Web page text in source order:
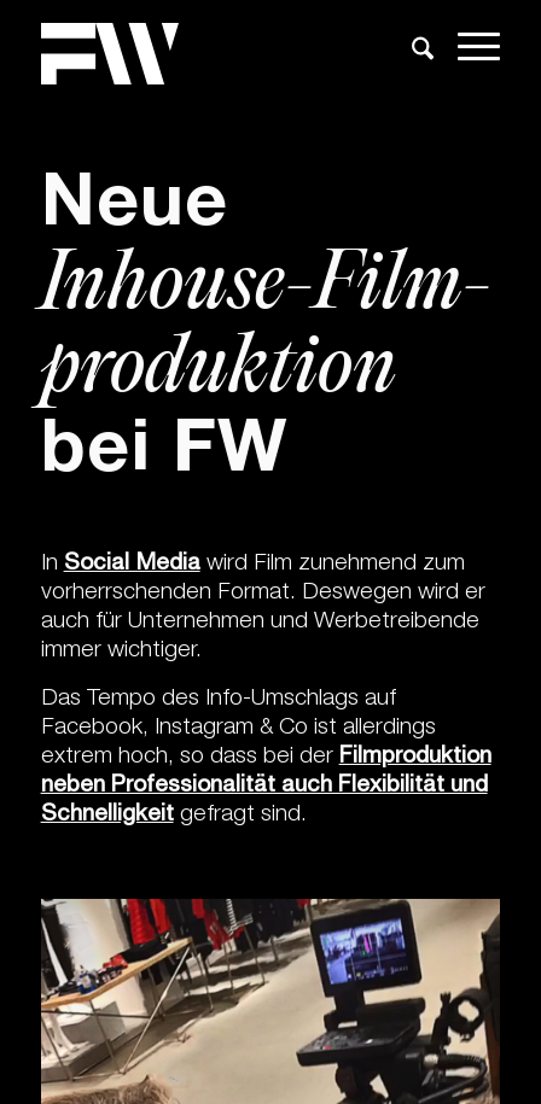
Neue
Inhouse-Film­
pro­duktion
bei FW
In Social Mediawird Film zunehmend zum
vorherrschenden Format. Deswegen wird er
auch für Unternehmen und Werbetreibende
immer wichtiger.
Das Tempo des Info-Umschlags auf
Facebook, Instagram & Co ist allerdings
extrem hoch, so dass bei der Filmproduktion
neben Professionalität auch Flexibilität und
Schnelligkeitgefragt sind.